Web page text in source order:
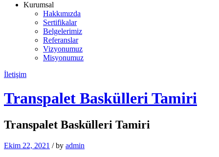
Kurumsal
Hakkımızda
Sertifikalar
Belgelerimiz
Referanslar
Vizyonumuz
Misyonumuz
İletişim
Transpalet Baskülleri Tamiri
Transpalet Baskülleri Tamiri
Ekim 22, 2021 /by admin